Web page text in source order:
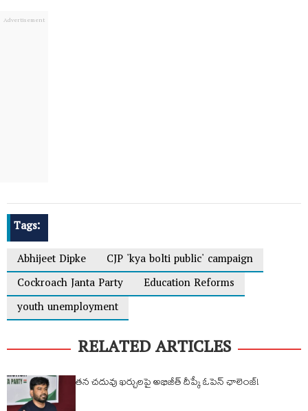
Tags:
Abhijeet Dipke
CJP 'kya bolti public' campaign
Cockroach Janta Party
Education Reforms
youth unemployment
RELATED ARTICLES
తన చదువు ఖర్చులపై అభిజీత్ దీప్కే ఓపెన్ ఛాలెంజ్!